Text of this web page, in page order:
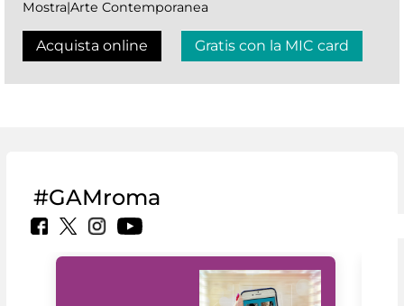
Mostra|Arte Contemporanea
Acquista online Gratis con la MIC card
#GAMroma